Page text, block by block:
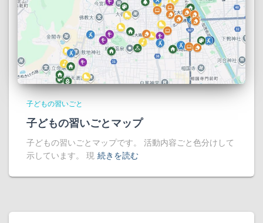
子どもの習いごと
子どもの習いごとマップ
子どもの習いごとマップです。 活動内容ごと色分けして
示しています。 現 続きを読む